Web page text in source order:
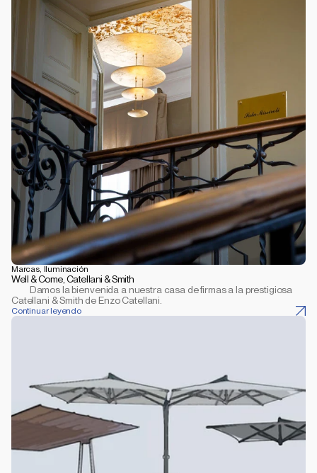
Marcas, Iluminación
Well & Come, Catellani & Smith
Catellani & Smith de Enzo Catellani.
Continuar leyendo